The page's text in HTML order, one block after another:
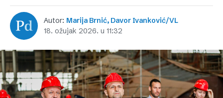
Autor: Marija Brnić, Davor Ivanković/VL
18. ožujak 2026. u 11:32